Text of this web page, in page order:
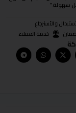
سهولة."
والأسترجاع
خدمة العملاء